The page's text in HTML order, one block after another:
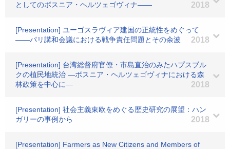
としてのボスニア・ヘルツェゴヴィナ――
2018
[Presentation] ユーゴスラヴィア建国の正統性をめぐって
――パリ講和会議における戦争責任問題とその余波
2018
[Presentation] 台湾総督府官僚・市島直治のみたハプスブル
クの植民地統治 ―ボスニア・ヘルツェゴヴィナにおける森
林政策を中心に―
2018
[Presentation] 社会主義東欧をめぐる歴史研究の展望：ハン
ガリーの事例から
2018
[Presentation] Farmers as New Citizens and Members of